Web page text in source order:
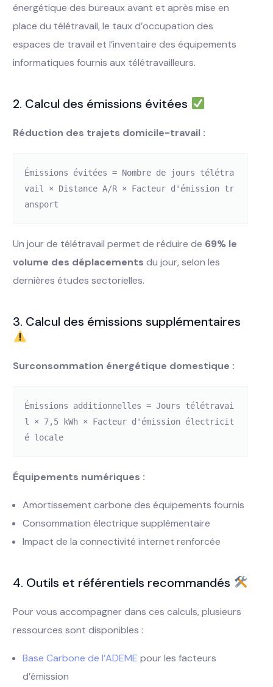
énergétique des bureaux avant et après mise en
place du télétravail, le taux d’occupation des
espaces de travail et l’inventaire des équipements
informatiques fournis aux télétravailleurs.
2. Calcul des émissions évitées
Réduction des trajets domicile-travail :
Émissions évitées = Nombre de jours télétra
vail × Distance A/R × Facteur d'émission tr
Un jour de télétravail permet de réduire de 69% le
volume des déplacements du jour, selon les
dernières études sectorielles.
3. Calcul des émissions supplémentaires
Surconsommation énergétique domestique :
Émissions additionnelles = Jours télétravai
l × 7,5 kWh × Facteur d'émission électricit
Équipements numériques :
Amortissement carbone des équipements fournis
Consommation électrique supplémentaire
Impact de la connectivité internet renforcée
4. Outils et référentiels recommandés
Pour vous accompagner dans ces calculs, plusieurs
ressources sont disponibles :
Base Carbone de l’ADEME pour les facteurs
d’émission